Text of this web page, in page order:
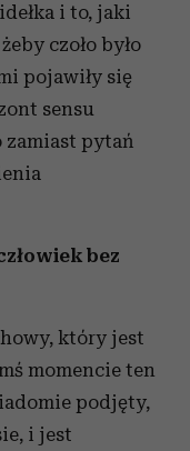
i to, jaki
czoło było
pojawiły się
sensu
zamiast pytań
bez
który jest
momencie ten
podjęty,
i jest